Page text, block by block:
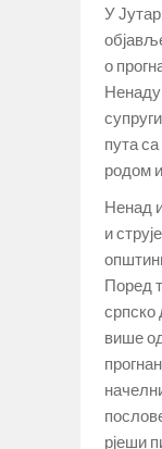
У
о
Ненаду
пута
родом
Ненад
и
Поред
српско
више
рјеши